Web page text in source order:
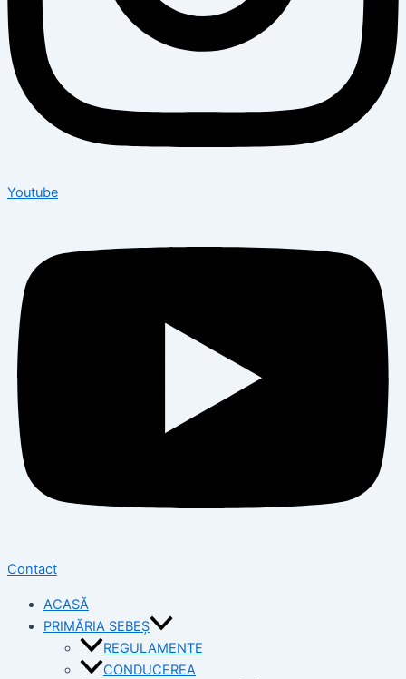
Youtube
Contact
ACASĂ
PRIMĂRIA SEBEȘ
REGULAMENTE
CONDUCEREA